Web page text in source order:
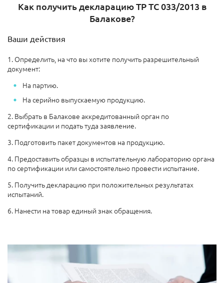
Как получить декларацию ТР ТС 033/2013 в
Балакове?
Ваши действия
1. Определить, на что вы хотите получить разрешительный
документ:
На партию.
На серийно выпускаемую продукцию.
2. Выбрать в Балакове аккредитованный орган по
сертификации и подать туда заявление.
3. Подготовить пакет документов на продукцию.
4. Предоставить образцы в испытательную лабораторию органа
по сертификации или самостоятельно провести испытание.
5. Получить декларацию при положительных результатах
испытаний.
6. Нанести на товар единый знак обращения.